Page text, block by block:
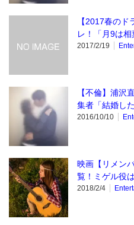
【2017春の
レ！「月9は
2017/2/19
【不倫】浦沢
集者「結婚し
2016/10/10
映画【リメン
覧！ミゲル役
2018/2/4